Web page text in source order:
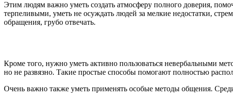
Этим людям важно уметь создать атмосферу полного доверия,
терпеливыми, уметь не осуждать людей за мелкие недостатки,
обращения, грубо отвечать.
Кроме того, нужно уметь активно пользоваться невербальными
но не развязно. Такие простые способы помогают полностью
Очень важно также уметь применять особые методы общения.